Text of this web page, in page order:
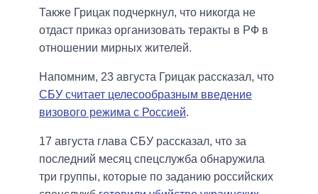
Также Грицак подчеркнул, что никогда не
отдаст приказ организовать теракты в РФ в
отношении мирных жителей.
Напомним, 23 августа Грицак рассказал, что
СБУ считает целесообразным введение
визового режима с Россией.
17 августа глава СБУ рассказал, что за
последний месяц спецслужба обнаружила
три группы, которые по заданию российских